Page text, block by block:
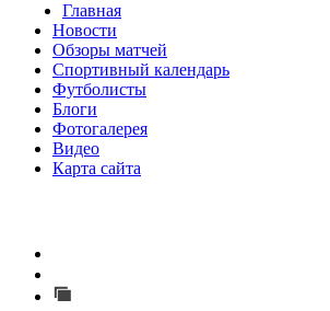
Главная
Новости
Обзоры матчей
Спортивный календарь
Футболисты
Блоги
Фотогалерея
Видео
Карта сайта